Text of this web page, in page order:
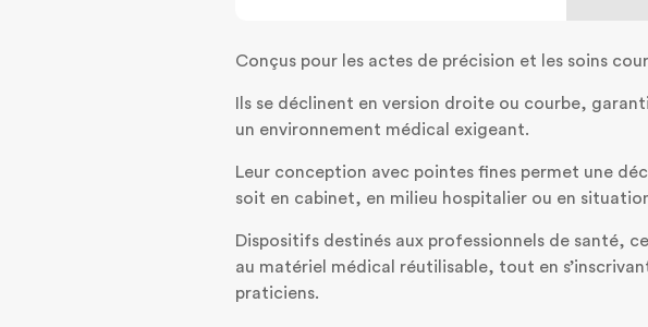
Conçus pour les actes de précision et les soins
Ils se déclinent en version droite ou courbe,
un environnement médical exigeant.
Leur conception avec pointes fines permet une
soit en cabinet, en milieu hospitalier ou en
Dispositifs destinés aux professionnels de santé,
au matériel médical réutilisable, tout en
praticiens.